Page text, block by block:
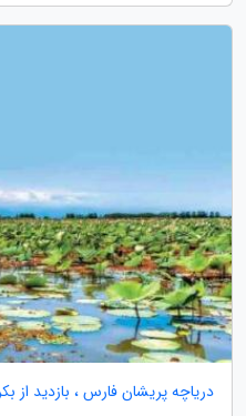
دریاچه پریشان فارس ، بازدید از